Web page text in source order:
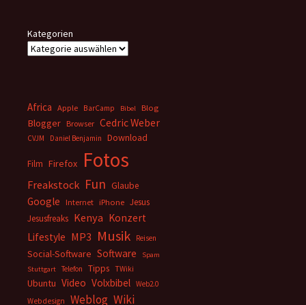
Kategorien
Africa Apple BarCamp Bibel Blog
Blogger Browser Cedric Weber
CVJM Daniel Benjamin Download
Film Firefox Fotos
Freakstock Fun Glaube
Google Internet iPhone Jesus
Jesusfreaks Kenya Konzert
Lifestyle MP3 Musik Reisen
Social-Software Software
Spam
Stuttgart
Telefon Tipps TWiki
Ubuntu Video Volxbibel Web2.0
Webdesign
Weblog Wiki